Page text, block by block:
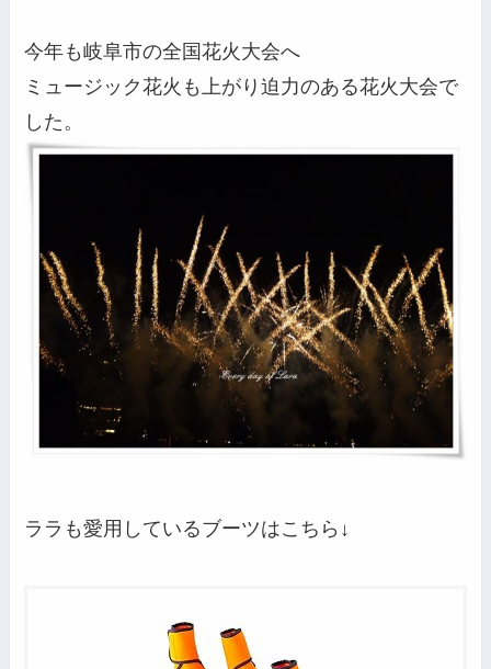
今年も岐阜市の全国花火大会へ
ミュージック花火も上がり迫力のある花火大会で
した。
ララも愛用しているブーツはこちら↓